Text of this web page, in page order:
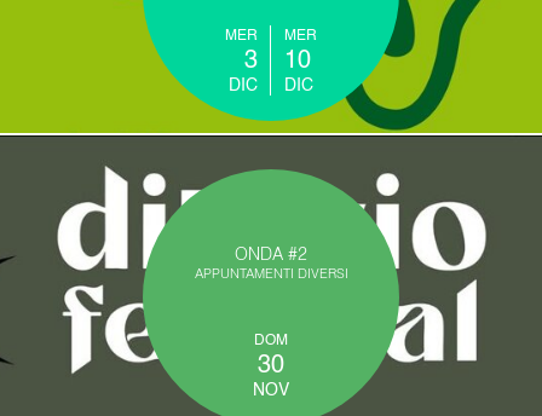
MER
3
DIC
MER
10
DIC
ONDA #2
APPUNTAMENTI DIVERSI
DOM
30
NOV